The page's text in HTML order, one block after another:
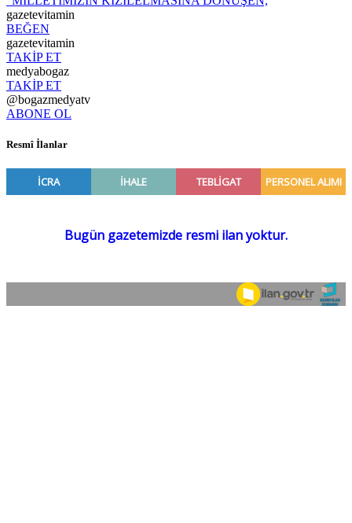
gazetevitamin
BEĞEN
gazetevitamin
TAKİP ET
medyabogaz
TAKİP ET
@bogazmedyatv
ABONE OL
Resmî İlanlar